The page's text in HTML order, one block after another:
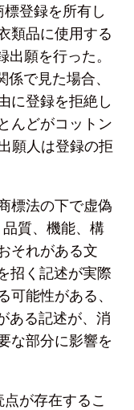
標登録を所有し
類品に使用する
出願を行った。
係で見た場合、
に登録を拒絶し
んどがコットン
願人は登録の拒
標法の下で虚偽
質、機能、構
それがある文
招く記述が実際
可能性がある、
ある記述が、消
な部分に影響を
が存在するこ